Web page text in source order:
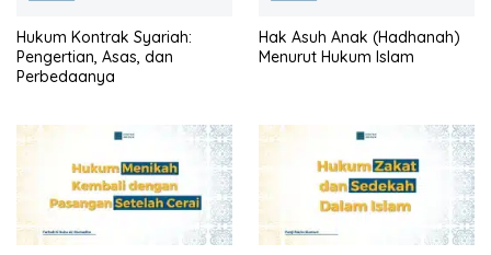
Hukum Kontrak Syariah:
Pengertian, Asas, dan
Perbedaanya
Hak Asuh Anak (Hadhanah)
Menurut Hukum Islam